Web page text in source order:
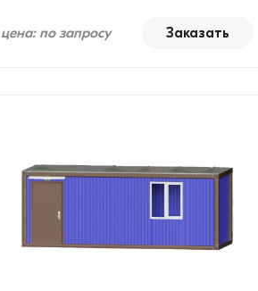
цена: по запросу Заказать